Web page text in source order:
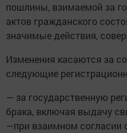
пошлины, взимаемой за
актов гражданского
значимые действия,
Изменения касаются за
следующие
— за государственную
брака, включая выдачу
—при взаимном согласии